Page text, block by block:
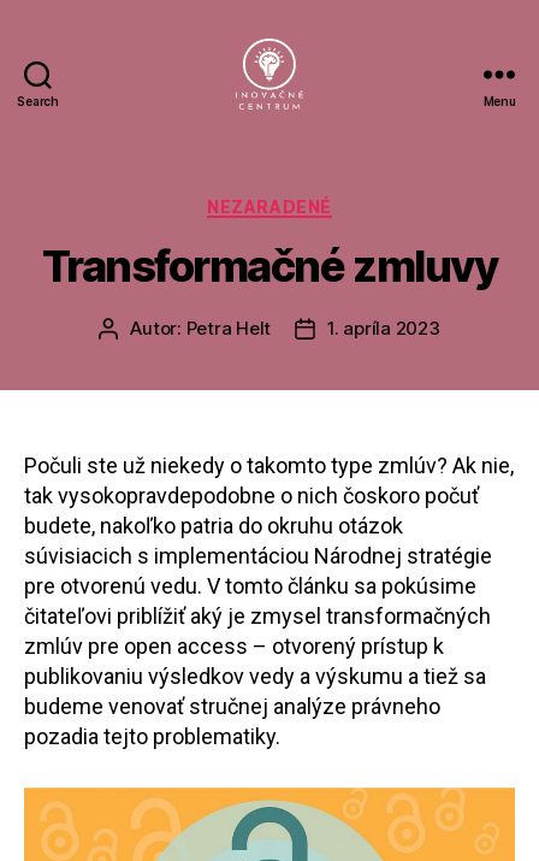
Search Menu
Kategórie
NEZARADENÉ
Transformačné zmluvy
AutorAutor: Petra Helt
Dátum
1. apríla 2023
Počuli ste už niekedy o takomto type zmlúv? Ak nie,
tak vysokopravdepodobne o nich čoskoro počuť
budete, nakoľko patria do okruhu otázok
súvisiacich s implementáciou Národnej stratégie
pre otvorenú vedu. V tomto článku sa pokúsime
čitateľovi priblížiť aký je zmysel transformačných
zmlúv pre open access – otvorený prístup k
publikovaniu výsledkov vedy a výskumu a tiež sa
budeme venovať stručnej analýze právneho
pozadia tejto problematiky.